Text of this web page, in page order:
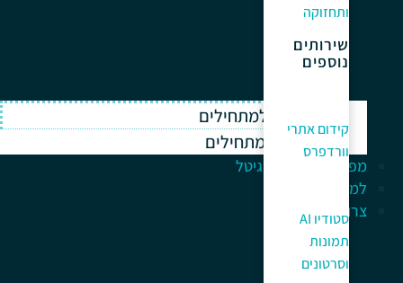
ותחזוקה
שירותים
נוספים
קידום אתרי
וורדפרס
סטודיו AI
תמונות
וסרטונים
וורדפרס למתחילים
ווקומרס למתחילים
מפתח לעולם הדיגיטל
למה כאן?
צרו קשר